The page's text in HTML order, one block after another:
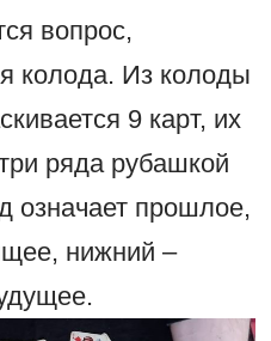
вопрос,
колода. Из колоды
9 карт, их
ряда рубашкой
означает прошлое,
нижний –